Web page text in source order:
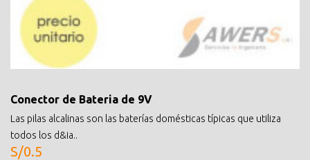
Conector de Bateria de 9V
Las pilas alcalinas son las baterías domésticas típicas que utiliza
todos los d&ia..
S/0.5